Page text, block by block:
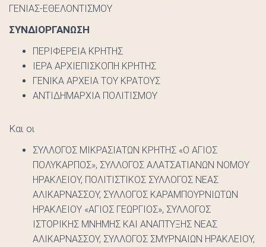
ΓΕΝΙΑΣ-ΕΘΕΛΟΝΤΙΣΜΟΥ
ΣΥΝΔΙΟΡΓΑΝΩΣΗ
ΠΕΡΙΦΕΡΕΙΑ ΚΡΗΤΗΣ
ΙΕΡΑ ΑΡΧΙΕΠΙΣΚΟΠΗ ΚΡΗΤΗΣ
ΓΕΝΙΚΑ ΑΡΧΕΙΑ ΤΟΥ ΚΡΑΤΟΥΣ
ΑΝΤΙΔΗΜΑΡΧΙΑ ΠΟΛΙΤΙΣΜΟΥ
Και οι
ΣΥΛΛΟΓΟΣ ΜΙΚΡΑΣΙΑΤΩΝ ΚΡΗΤΗΣ «Ο ΑΓΙΟΣ
ΠΟΛΥΚΑΡΠΟΣ», ΣΥΛΛΟΓΟΣ ΑΛΑΤΣΑΤΙΑΝΩΝ ΝΟΜΟΥ
ΗΡΑΚΛΕΙΟΥ, ΠΟΛΙΤΙΣΤΙΚΟΣ ΣΥΛΛΟΓΟΣ ΝΕΑΣ
ΑΛΙΚΑΡΝΑΣΣΟΥ, ΣΥΛΛΟΓΟΣ ΚΑΡΑΜΠΟΥΡΝΙΩΤΩΝ
ΗΡΑΚΛΕΙΟΥ «ΑΓΙΟΣ ΓΕΩΡΓΙΟΣ», ΣΥΛΛΟΓΟΣ
ΙΣΤΟΡΙΚΗΣ ΜΝΗΜΗΣ ΚΑΙ ΑΝΑΠΤΥΞΗΣ ΝΕΑΣ
ΑΛΙΚΑΡΝΑΣΣΟΥ, ΣΥΛΛΟΓΟΣ ΣΜΥΡΝΑΙΩΝ ΗΡΑΚΛΕΙΟΥ,